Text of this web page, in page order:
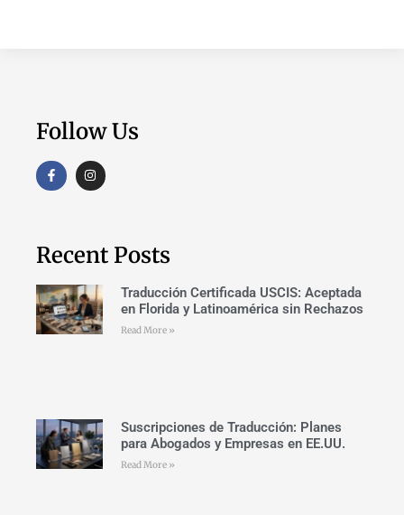
Follow Us
Recent Posts
Traducción Certificada USCIS: Aceptada
en Florida y Latinoamérica sin Rechazos
Read More »
Suscripciones de Traducción: Planes
para Abogados y Empresas en EE.UU.
Read More »